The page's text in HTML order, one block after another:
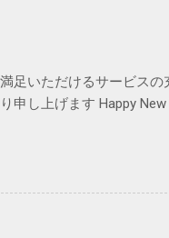
足いただけるサービスの
し上げます Happy New